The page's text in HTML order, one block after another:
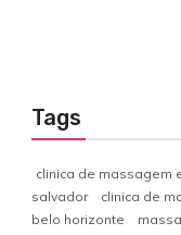
Tags
clinica de massagem
salvador
clinica de
belo horizonte